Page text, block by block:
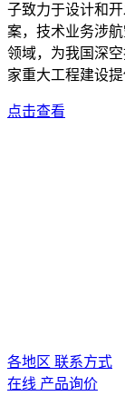
子致力于设计和
案，技术业务涉
领域，为我国深
家重大工程建设
点击查看
各地区 联系方式
在线 产品询价